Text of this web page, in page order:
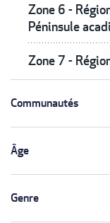
Zone 6 -
Péninsule
Zone 7 -
Communautés
Âge
Genre